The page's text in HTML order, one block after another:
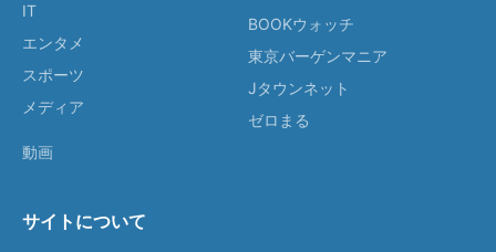
IT
エンタメ
スポーツ
メディア
動画
BOOKウォッチ
東京バーゲンマニア
Jタウンネット
ゼロまる
サイトについて